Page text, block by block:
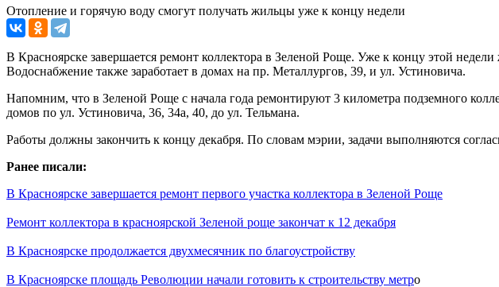
Отопление и горячую воду смогут получать жильцы уже к концу недели
В Красноярске завершается ремонт коллектора в Зеленой Роще. Уже к концу этой
Водоснабжение также заработает в домах на пр. Металлургов, 39, и ул. Устиновича.
Напомним, что в Зеленой Роще с начала года ремонтируют 3 километра подземного
домов по ул. Устиновича, 36, 34а, 40, до ул. Тельмана.
Работы должны закончить к концу декабря. По словам мэрии, задачи выполняются
Ранее писали:
В Красноярске завершается ремонт первого участка коллектора в Зеленой Роще
Ремонт коллектора в красноярской Зеленой роще закончат к 12 декабря
В Красноярске продолжается двухмесячник по благоустройству
В Красноярске площадь Революции начали готовить к строительству метро